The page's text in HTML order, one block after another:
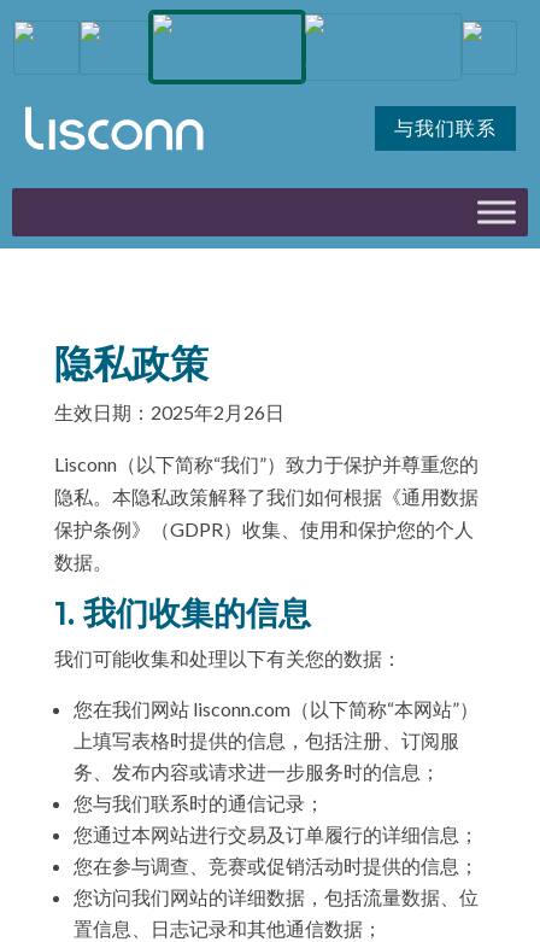
与我们联系
隐私政策
生效日期：2025年2月26日
Lisconn（以下简称“我们”）致力于保护并尊重您的
隐私。本隐私政策解释了我们如何根据《通用数据
保护条例》（GDPR）收集、使用和保护您的个人
数据。
1. 我们收集的信息
我们可能收集和处理以下有关您的数据：
您在我们网站 lisconn.com（以下简称“本网站”）
上填写表格时提供的信息，包括注册、订阅服
务、发布内容或请求进一步服务时的信息；
您与我们联系时的通信记录；
您通过本网站进行交易及订单履行的详细信息；
您在参与调查、竞赛或促销活动时提供的信息；
您访问我们网站的详细数据，包括流量数据、位
置信息、日志记录和其他通信数据；